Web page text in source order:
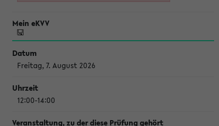
Freitag, 7. August 2026
12:00-14:00